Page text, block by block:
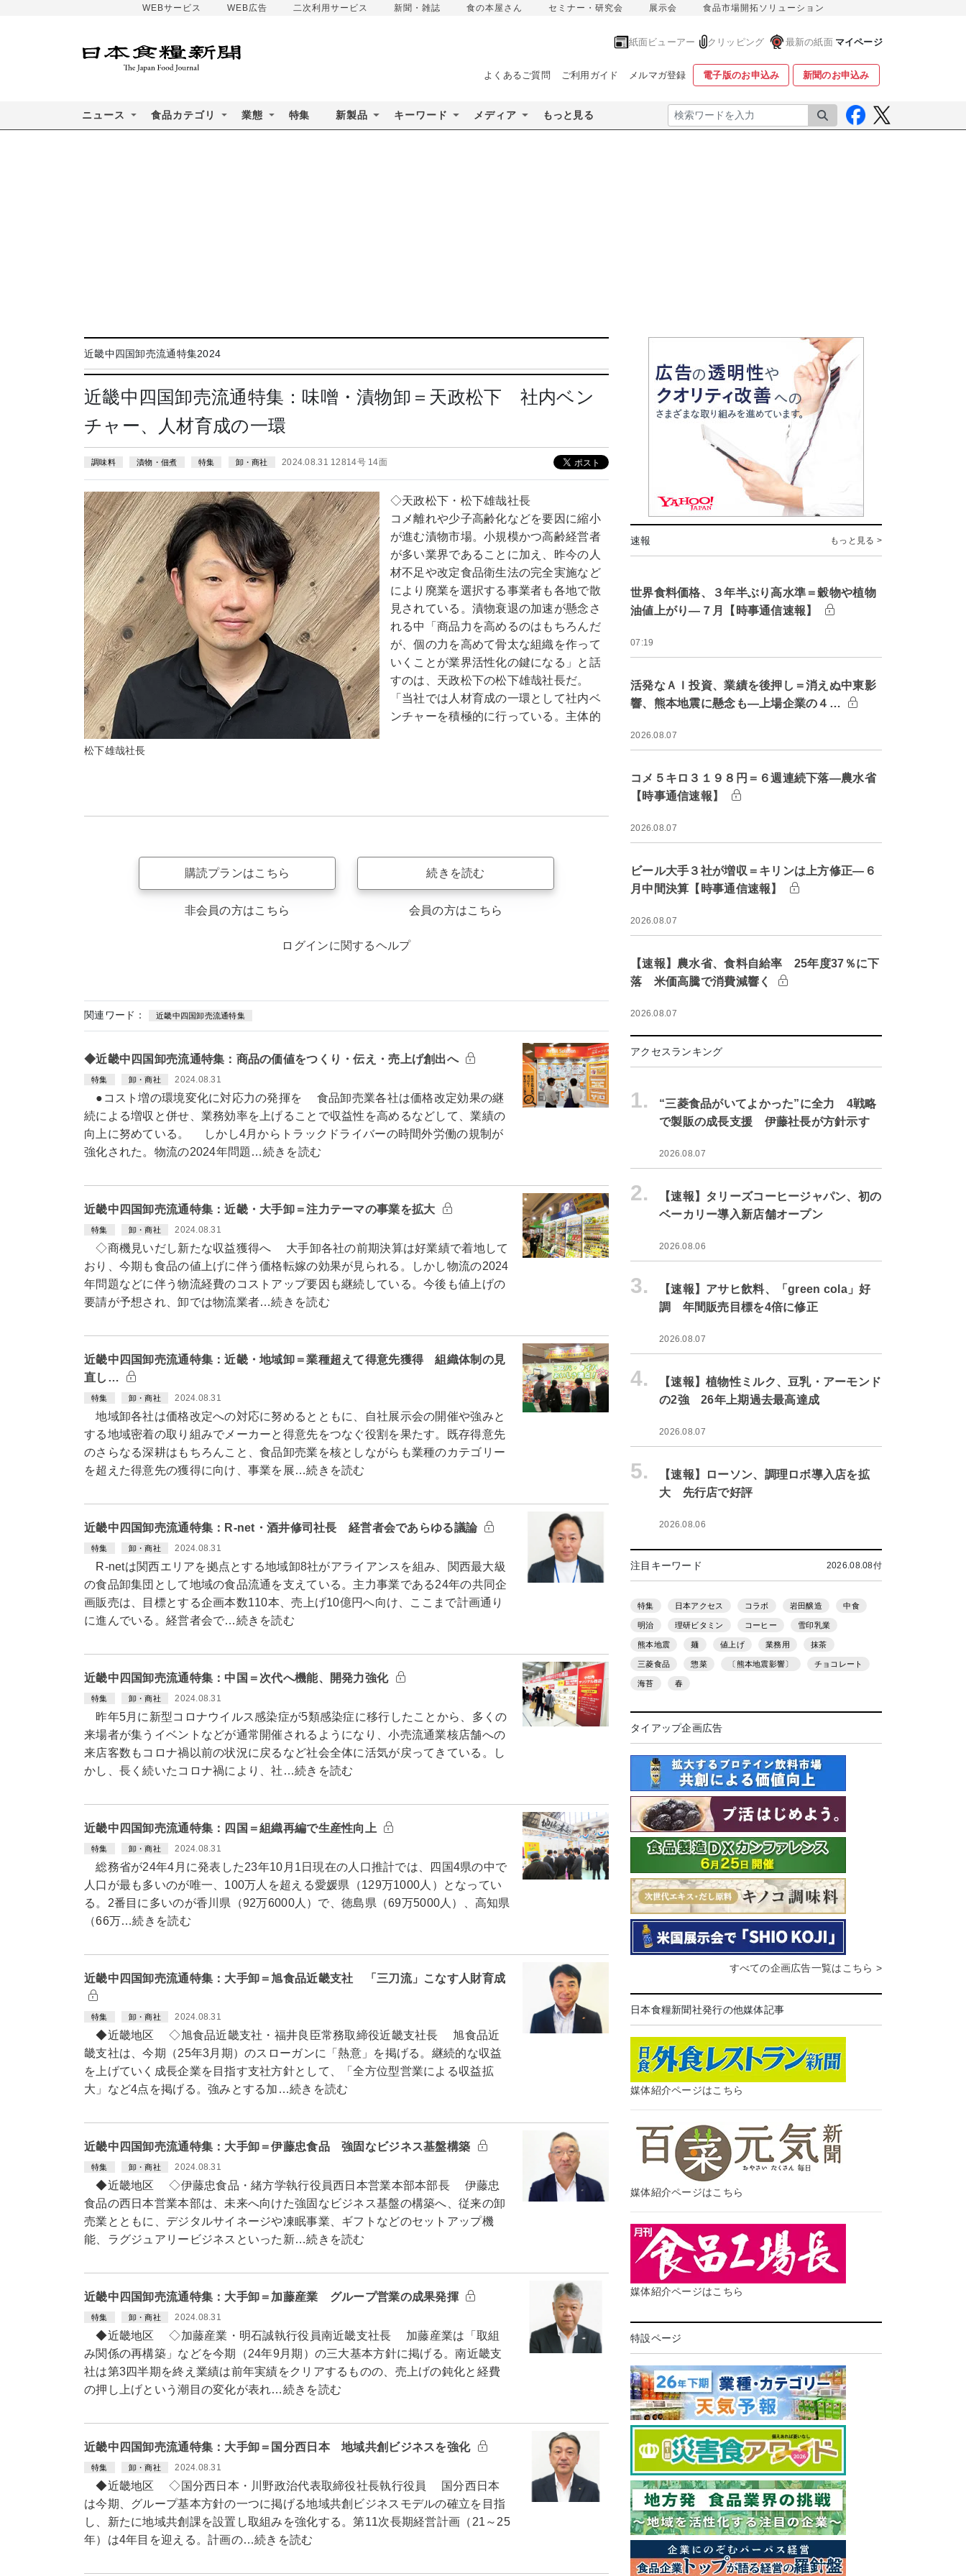
WEBサービス WEB広告 二次利用サービス 新聞・雑誌 食の本屋さん セミナー・研究会 展示会 食品市場開拓ソリューション
紙面ビューアー クリッピング 最新の紙面 マイページ
よくあるご質問 ご利用ガイド メルマガ登録 電子版のお申込み 新聞のお申込み
ニュース 食品カテゴリ 業態 特集 新製品 キーワード メディア もっと見る 検索
近畿中四国卸売流通特集2024
近畿中四国卸売流通特集：味噌・漬物卸＝天政松下 社内ベン
チャー、人材育成の一環
調味料 漬物・佃煮 特集 卸・商社 2024.08.31 12814号 14面
松下雄哉社長
◇天政松下・松下雄哉社長
コメ離れや少子高齢化などを要因に縮小
が進む漬物市場。小規模かつ高齢経営者
が多い業界であることに加え、昨今の人
材不足や改定食品衛生法の完全実施など
により廃業を選択する事業者も各地で散
見されている。漬物衰退の加速が懸念さ
れる中「商品力を高めるのはもちろんだ
が、個の力を高めて骨太な組織を作って
いくことが業界活性化の鍵になる」と話
すのは、天政松下の松下雄哉社長だ。
「当社では人材育成の一環として社内ベ
ンチャーを積極的に行っている。主体的
購読プランはこちら
非会員の方はこちら
続きを読む
会員の方はこちら
ログインに関するヘルプ
関連ワード： 近畿中四国卸売流通特集
◆近畿中四国卸売流通特集：商品の価値をつくり・伝え・売上げ創出へ
特集 卸・商社 2024.08.31
●コスト増の環境変化に対応力の発揮を 食品卸売業各社は価格改定効果の継
続による増収と併せ、業務効率を上げることで収益性を高めるなどして、業績の
向上に努めている。 しかし4月からトラックドライバーの時間外労働の規制が
強化された。物流の2024年問題…続きを読む
近畿中四国卸売流通特集：近畿・大手卸＝注力テーマの事業を拡大
特集 卸・商社 2024.08.31
◇商機見いだし新たな収益獲得へ 大手卸各社の前期決算は好業績で着地して
おり、今期も食品の値上げに伴う価格転嫁の効果が見られる。しかし物流の2024
年問題などに伴う物流経費のコストアップ要因も継続している。今後も値上げの
要請が予想され、卸では物流業者…続きを読む
近畿中四国卸売流通特集：近畿・地域卸＝業種超えて得意先獲得 組織体制の見
直し…
特集 卸・商社 2024.08.31
地域卸各社は価格改定への対応に努めるとともに、自社展示会の開催や強みと
する地域密着の取り組みでメーカーと得意先をつなぐ役割を果たす。既存得意先
のさらなる深耕はもちろんこと、食品卸売業を核としながらも業種のカテゴリー
を超えた得意先の獲得に向け、事業を展…続きを読む
近畿中四国卸売流通特集：R-net・酒井修司社長 経営者会であらゆる議論
特集 卸・商社 2024.08.31
R-netは関西エリアを拠点とする地域卸8社がアライアンスを組み、関西最大級
の食品卸集団として地域の食品流通を支えている。主力事業である24年の共同企
画販売は、目標とする企画本数110本、売上げ10億円へ向け、ここまで計画通り
に進んでいる。経営者会で…続きを読む
近畿中四国卸売流通特集：中国＝次代へ機能、開発力強化
特集 卸・商社 2024.08.31
昨年5月に新型コロナウイルス感染症が5類感染症に移行したことから、多くの
来場者が集うイベントなどが通常開催されるようになり、小売流通業核店舗への
来店客数もコロナ禍以前の状況に戻るなど社会全体に活気が戻ってきている。し
かし、長く続いたコロナ禍により、社…続きを読む
近畿中四国卸売流通特集：四国＝組織再編で生産性向上
特集 卸・商社 2024.08.31
総務省が24年4月に発表した23年10月1日現在の人口推計では、四国4県の中で
人口が最も多いのが唯一、100万人を超える愛媛県（129万1000人）となってい
る。2番目に多いのが香川県（92万6000人）で、徳島県（69万5000人）、高知県
（66万…続きを読む
近畿中四国卸売流通特集：大手卸＝旭食品近畿支社 「三刀流」こなす人財育成
特集 卸・商社 2024.08.31
◆近畿地区 ◇旭食品近畿支社・福井良臣常務取締役近畿支社長 旭食品近
畿支社は、今期（25年3月期）のスローガンに「熱意」を掲げる。継続的な収益
を上げていく成長企業を目指す支社方針として、「全方位型営業による収益拡
大」など4点を掲げる。強みとする加…続きを読む
近畿中四国卸売流通特集：大手卸＝伊藤忠食品 強固なビジネス基盤構築
特集 卸・商社 2024.08.31
◆近畿地区 ◇伊藤忠食品・緒方学執行役員西日本営業本部本部長 伊藤忠
食品の西日本営業本部は、未来へ向けた強固なビジネス基盤の構築へ、従来の卸
売業とともに、デジタルサイネージや凍眠事業、ギフトなどのセットアップ機
能、ラグジュアリービジネスといった新…続きを読む
近畿中四国卸売流通特集：大手卸＝加藤産業 グループ営業の成果発揮
特集 卸・商社 2024.08.31
◆近畿地区 ◇加藤産業・明石誠執行役員南近畿支社長 加藤産業は「取組
み関係の再構築」などを今期（24年9月期）の三大基本方針に掲げる。南近畿支
社は第3四半期を終え業績は前年実績をクリアするものの、売上げの鈍化と経費
の押し上げという潮目の変化が表れ…続きを読む
近畿中四国卸売流通特集：大手卸＝国分西日本 地域共創ビジネスを強化
特集 卸・商社 2024.08.31
◆近畿地区 ◇国分西日本・川野政治代表取締役社長執行役員 国分西日本
は今期、グループ基本方針の一つに掲げる地域共創ビジネスモデルの確立を目指
し、新たに地域共創課を設置し取組みを強化する。第11次長期経営計画（21～25
年）は4年目を迎える。計画の…続きを読む
速報 もっと見る >
世界食料価格、３年半ぶり高水準＝穀物や植物
油値上がり―７月【時事通信速報】
07:19
活発なＡＩ投資、業績を後押し＝消えぬ中東影
響、熊本地震に懸念も―上場企業の４…
2026.08.07
コメ５キロ３１９８円＝６週連続下落―農水省
【時事通信速報】
2026.08.07
ビール大手３社が増収＝キリンは上方修正―６
月中間決算【時事通信速報】
2026.08.07
【速報】農水省、食料自給率 25年度37％に下
落 米価高騰で消費減響く
2026.08.07
アクセスランキング
1.
“三菱食品がいてよかった”に全力 4戦略
で製販の成長支援 伊藤社長が方針示す
2026.08.07
2.
【速報】タリーズコーヒージャパン、初の
ベーカリー導入新店舗オープン
2026.08.06
3.
【速報】アサヒ飲料、「green cola」好
調 年間販売目標を4倍に修正
2026.08.07
4.
【速報】植物性ミルク、豆乳・アーモンド
の2強 26年上期過去最高達成
2026.08.07
5.
【速報】ローソン、調理ロボ導入店を拡
大 先行店で好評
2026.08.06
注目キーワード 2026.08.08付
特集 日本アクセス コラボ 岩田醸造 中食
明治 理研ビタミン コーヒー 雪印乳業
熊本地震 麺 値上げ 業務用 抹茶
三菱食品 惣菜 〔熊本地震影響〕 チョコレート
海苔 春
タイアップ企画広告
すべての企画広告一覧はこちら >
日本食糧新聞社発行の他媒体記事
媒体紹介ページはこちら
媒体紹介ページはこちら
媒体紹介ページはこちら
特設ページ